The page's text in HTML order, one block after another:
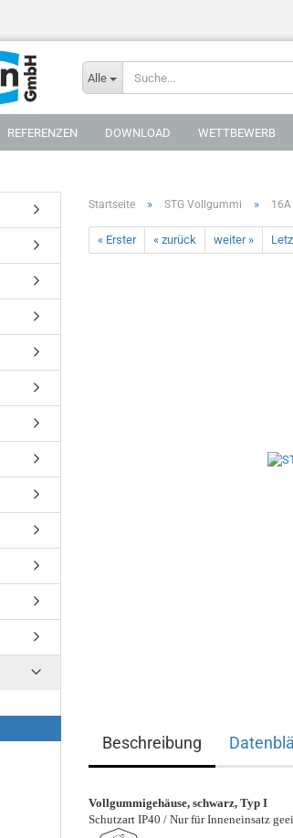
Alle
REFERENZEN DOWNLOAD WETTBEWERB
Startseite » STG Vollgummi »
« Erster « zurück weiter »
Beschreibung
Vollgummigehäuse, schwarz, Typ I
Schutzart IP40 / Nur für Inneneinsatz